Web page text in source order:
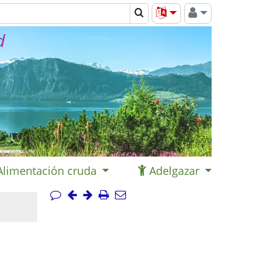
cruda Adelgazar